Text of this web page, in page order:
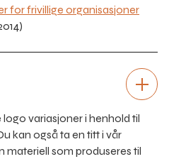
for frivillige organisasjoner
variasjoner i henhold til
kan også ta en titt i vår
materiell som produseres til